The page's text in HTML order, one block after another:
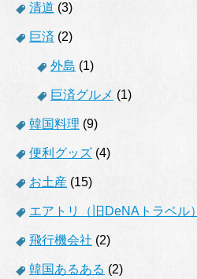
清道 (3)
巨済 (2)
外島 (1)
巨済グルメ (1)
韓国料理 (9)
便利グッズ (4)
お土産 (15)
エアトリ（旧DeNAトラベル）
飛行機会社 (2)
韓国あるある (2)